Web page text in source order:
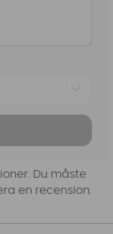
Du måste
en recension.